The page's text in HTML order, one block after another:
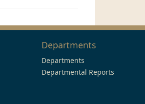
Departments
Departments
Departmental Reports